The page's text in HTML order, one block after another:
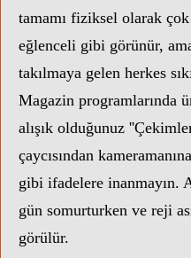
tamamı fiziksel olarak
eğlenceli gibi görünür,
takılmaya gelen herkes
Magazin programlarında
alışık olduğunuz
çaycısından
gibi ifadelere inanmayın.
gün somurturken ve reji
görülür.